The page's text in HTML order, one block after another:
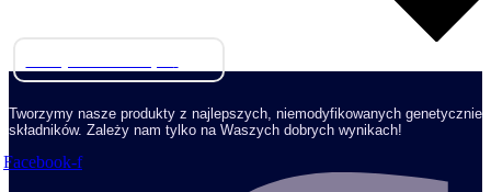
Tworzymy nasze produkty z najlepszych, niemodyfikowanych genetycznie
składników. Zależy nam tylko na Waszych dobrych wynikach!
Facebook-f